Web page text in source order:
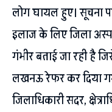
लोग घायल हुए। सूचना
इलाज के लिए जिला
गंभीर बताई जा रही है
लखनऊ रेफर कर दिया
जिलाधिकारी सदर,